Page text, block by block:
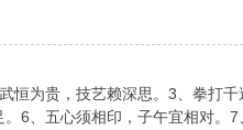
恒为贵，技艺赖深思。3、拳打千
6、五心须相印，子午宜相对。7